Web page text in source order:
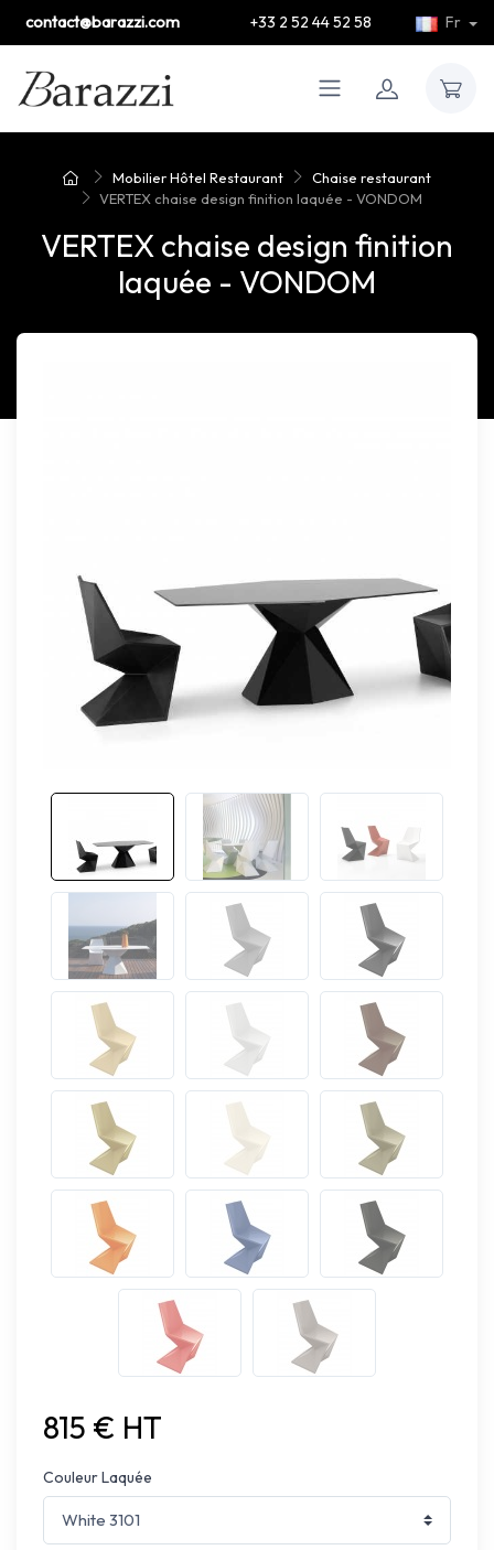
contact@barazzi.com +33 2 52 44 52 58 Fr
Mobilier Hôtel Restaurant
Chaise restaurant
VERTEX chaise design finition laquée - VONDOM
VERTEX chaise design finition
laquée - VONDOM
815 € HT
Couleur Laquée